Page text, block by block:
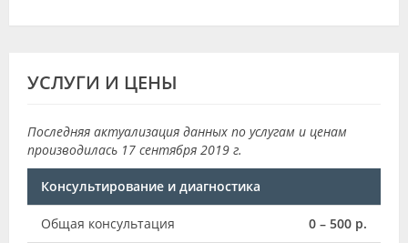
УСЛУГИ И ЦЕНЫ
Последняя актуализация данных по услугам и ценам
производилась 17 сентября 2019 г.
Консультирование и диагностика
Общая консультация 0 – 500 р.